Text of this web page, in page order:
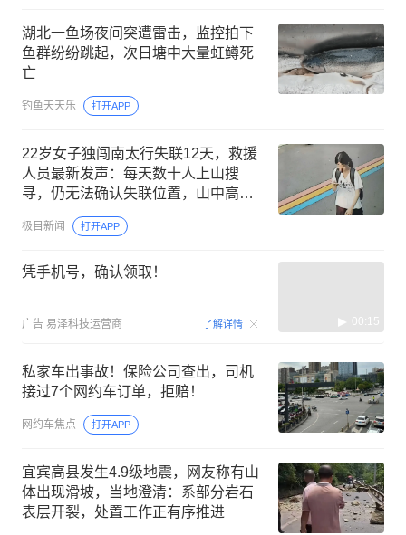
湖北一鱼场夜间突遭雷击，监控拍下
鱼群纷纷跳起，次日塘中大量虹鳟死
亡
钓鱼天天乐 打开APP
22岁女子独闯南太行失联12天，救援
人员最新发声：每天数十人上山搜
寻，仍无法确认失联位置，山中高
温、超1米深野草蜱虫扎堆，加大救援
难度
极目新闻 打开APP
凭手机号，确认领取！
广告 易泽科技运营商 了解详情 00:15
私家车出事故！保险公司查出，司机
接过7个网约车订单，拒赔！
网约车焦点 打开APP
宜宾高县发生4.9级地震，网友称有山
体出现滑坡，当地澄清：系部分岩石
表层开裂，处置工作正有序推进